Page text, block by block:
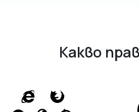
Какво